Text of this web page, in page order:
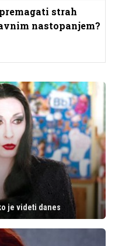
strah
nastopanjem?
je videti danes